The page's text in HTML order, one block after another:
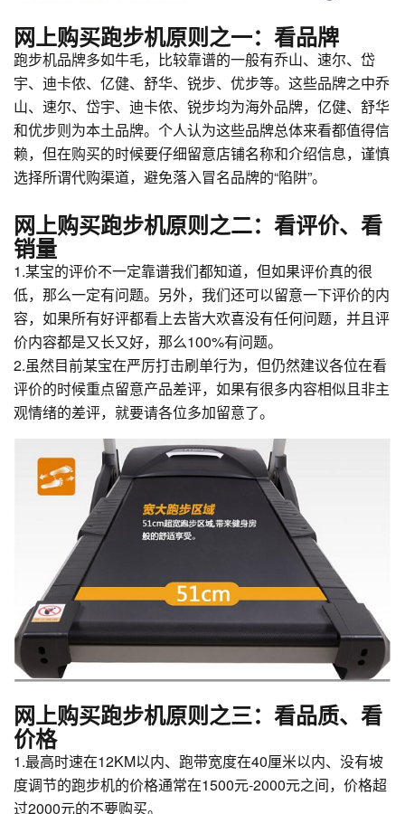
网上购买跑步机原则之一：看品牌
跑步机品牌多如牛毛，比较靠谱的一般有乔山、速尔、岱
宇、迪卡侬、亿健、舒华、锐步、优步等。这些品牌之中乔
山、速尔、岱宇、迪卡侬、锐步均为海外品牌，亿健、舒华
和优步则为本土品牌。个人认为这些品牌总体来看都值得信
赖，但在购买的时候要仔细留意店铺名称和介绍信息，谨慎
选择所谓代购渠道，避免落入冒名品牌的“陷阱”。
网上购买跑步机原则之二：看评价、看
销量
1.某宝的评价不一定靠谱我们都知道，但如果评价真的很
低，那么一定有问题。另外，我们还可以留意一下评价的内
容，如果所有好评都看上去皆大欢喜没有任何问题，并且评
价内容都是又长又好，那么100%有问题。
2.虽然目前某宝在严厉打击刷单行为，但仍然建议各位在看
评价的时候重点留意产品差评，如果有很多内容相似且非主
观情绪的差评，就要请各位多加留意了。
网上购买跑步机原则之三：看品质、看
价格
1.最高时速在12KM以内、跑带宽度在40厘米以内、没有坡
度调节的跑步机的价格通常在1500元-2000元之间，价格超
过2000元的不要购买。